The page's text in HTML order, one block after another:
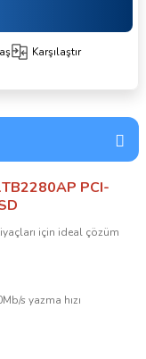
Karşılaştır
PCI-
için ideal çözüm
s yazma hızı